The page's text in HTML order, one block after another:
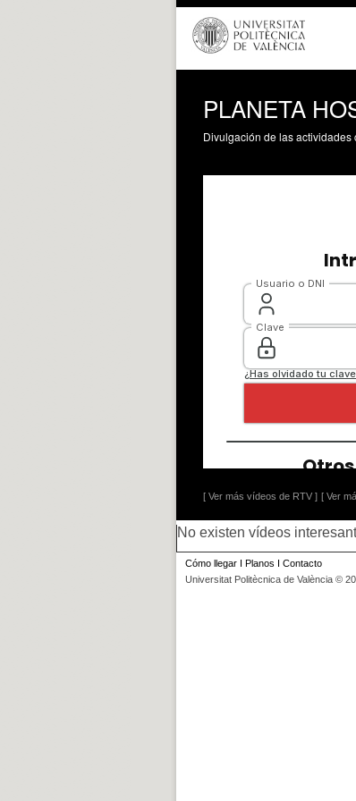
PLANETA
Divulgación de las
[ Ver más vídeos de RTV ] [ Ver
No existen vídeos
Cómo llegar I Planos I Contacto
Universitat Politècnica de València ©